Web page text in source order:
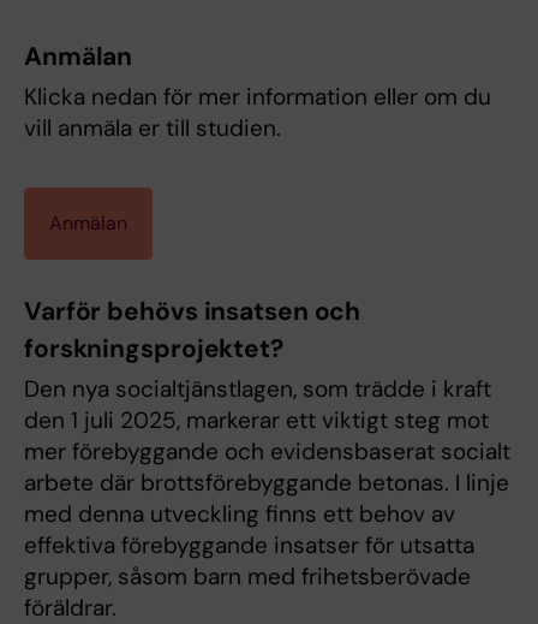
Anmälan
Klicka nedan för mer information eller om du
vill anmäla er till studien.
Anmälan
Varför behövs insatsen och
forskningsprojektet?
Den nya socialtjänstlagen, som trädde i kraft
den 1 juli 2025, markerar ett viktigt steg mot
mer förebyggande och evidensbaserat socialt
arbete där brottsförebyggande betonas. I linje
med denna utveckling finns ett behov av
effektiva förebyggande insatser för utsatta
grupper, såsom barn med frihetsberövade
föräldrar.